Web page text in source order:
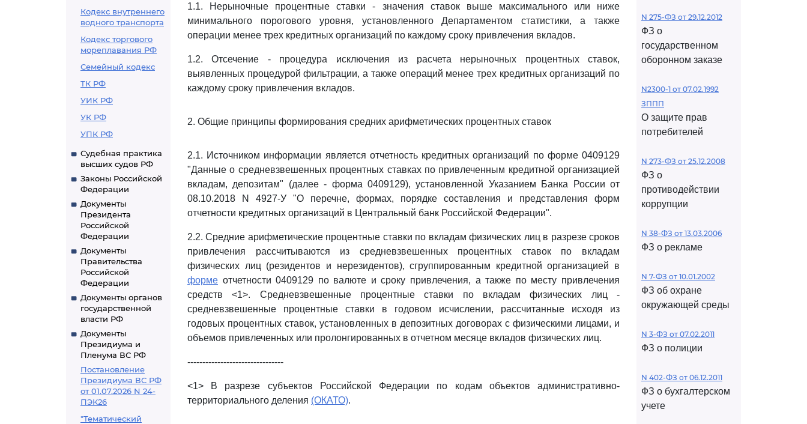
Кодекс внутреннего
водного транспорта
Кодекс торгового
мореплавания РФ
Семейный кодекс
ТК РФ
УИК РФ
УК РФ
УПК РФ
Судебная практика
высших судов РФ
Законы Российской
Федерации
Документы
Президента
Российской
Федерации
Документы
Правительства
Российской
Федерации
Документы органов
государственной
власти РФ
Документы
Президиума и
Пленума ВС РФ
Постановление
Президиума ВС РФ
от 01.07.2026 N 24-
ПЭК26
"Тематический
1.1. Нерыночные процентные ставки - значения ставок выше максимального или ниже
минимального порогового уровня, установленного Департаментом статистики, а также
операции менее трех кредитных организаций по каждому сроку привлечения вкладов.
1.2. Отсечение - процедура исключения из расчета нерыночных процентных ставок,
выявленных процедурой фильтрации, а также операций менее трех кредитных организаций по
каждому сроку привлечения вкладов.
2. Общие принципы формирования средних арифметических процентных ставок
2.1. Источником информации является отчетность кредитных организаций по форме 0409129
"Данные о средневзвешенных процентных ставках по привлеченным кредитной организацией
вкладам, депозитам" (далее - форма 0409129), установленной Указанием Банка России от
08.10.2018 N 4927-У "О перечне, формах, порядке составления и представления форм
отчетности кредитных организаций в Центральный банк Российской Федерации".
2.2. Средние арифметические процентные ставки по вкладам физических лиц в разрезе сроков
привлечения рассчитываются из средневзвешенных процентных ставок по вкладам
физических лиц (резидентов и нерезидентов), сгруппированным кредитной организацией в
форме отчетности 0409129 по валюте и сроку привлечения, а также по месту привлечения
средств <1>. Средневзвешенные процентные ставки по вкладам физических лиц -
средневзвешенные процентные ставки в годовом исчислении, рассчитанные исходя из
годовых процентных ставок, установленных в депозитных договорах с физическими лицами, и
объемов привлеченных или пролонгированных в отчетном месяце вкладов физических лиц.
--------------------------------
<1> В разрезе субъектов Российской Федерации по кодам объектов административно-
территориального деления (ОКАТО).
N 275-ФЗ от 29.12.2012
ФЗ о
государственном
оборонном заказе
N2300-1 от 07.02.1992
ЗППП
О защите прав
потребителей
N 273-ФЗ от 25.12.2008
ФЗ о
противодействии
коррупции
N 38-ФЗ от 13.03.2006
ФЗ о рекламе
N 7-ФЗ от 10.01.2002
ФЗ об охране
окружающей среды
N 3-ФЗ от 07.02.2011
ФЗ о полиции
N 402-ФЗ от 06.12.2011
ФЗ о бухгалтерском
учете